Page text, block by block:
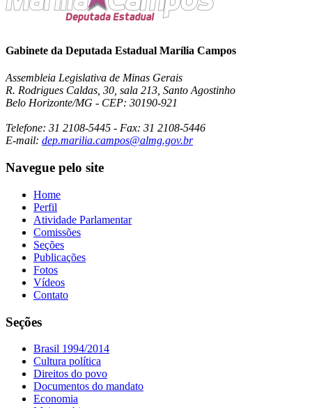
Gabinete da Deputada Estadual Marília Campos
Assembleia Legislativa de Minas Gerais
R. Rodrigues Caldas, 30, sala 213, Santo Agostinho
Belo Horizonte/MG - CEP: 30190-921
Telefone: 31 2108-5445 - Fax: 31 2108-5446
E-mail: dep.marilia.campos@almg.gov.br
Navegue pelo site
Home
Perfil
Atividade Parlamentar
Comissões
Seções
Publicações
Fotos
Vídeos
Contato
Seções
Brasil 1994/2014
Cultura política
Direitos do povo
Documentos do mandato
Economia